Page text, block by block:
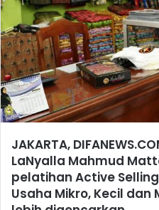
JAKARTA,
LaNyalla Mahmud
pelatihan Active
Usaha Mikro, Kecil dan